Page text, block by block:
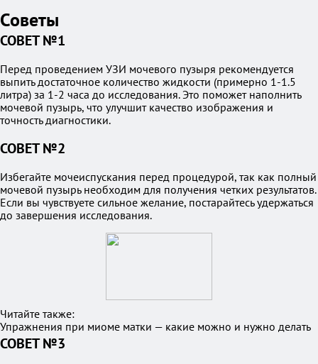
Советы
СОВЕТ №1
Перед проведением УЗИ мочевого пузыря рекомендуется
выпить достаточное количество жидкости (примерно 1-1.5
литра) за 1-2 часа до исследования. Это поможет наполнить
мочевой пузырь, что улучшит качество изображения и
точность диагностики.
СОВЕТ №2
Избегайте мочеиспускания перед процедурой, так как полный
мочевой пузырь необходим для получения четких результатов.
Если вы чувствуете сильное желание, постарайтесь удержаться
до завершения исследования.
Читайте также:
Упражнения при миоме матки — какие можно и нужно делать
СОВЕТ №3